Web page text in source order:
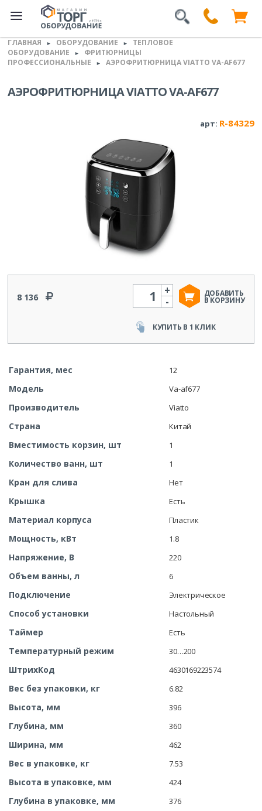
ГЛАВНАЯ ► ОБОРУДОВАНИЕ ►
ТЕПЛОВОЕ
ОБОРУДОВАНИЕ
►
ФРИТЮРНИЦЫ
ПРОФЕССИОНАЛЬНЫЕ
► АЭРОФРИТЮРНИЦА VIATTO VA-AF677
АЭРОФРИТЮРНИЦА VIATTO VA-AF677
арт: R-84329
8 136
Количество
-
+ ДОБАВИТЬ
В КОРЗИНУ
КУПИТЬ В 1 КЛИК
Гарантия, мес 12
Модель Va-af677
Производитель Viatto
Страна Китай
Вместимость корзин, шт 1
Количество ванн, шт 1
Кран для слива Нет
Крышка Есть
Материал корпуса Пластик
Мощность, кВт 1.8
Напряжение, В 220
Объем ванны, л 6
Подключение Электрическое
Способ установки Настольный
Таймер Есть
Температурный режим 30…200
ШтрихКод 4630169223574
Вес без упаковки, кг 6.82
Высота, мм 396
Глубина, мм 360
Ширина, мм 462
Вес в упаковке, кг 7.53
Высота в упаковке, мм 424
Глубина в упаковке, мм 376